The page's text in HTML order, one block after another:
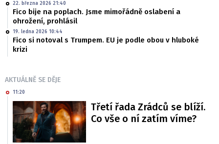
22. března 2026 21:40
Fico bije na poplach. Jsme mimořádně oslabení a
ohrožení, prohlásil
19. ledna 2026 10:44
Fico si notoval s Trumpem. EU je podle obou v hluboké
krizi
AKTUÁLNĚ SE DĚJE
11:20
Třetí řada Zrádců se blíží.
Co vše o ní zatím víme?